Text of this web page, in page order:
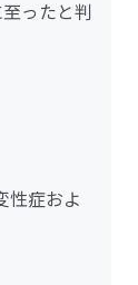
ったと判
性症およ